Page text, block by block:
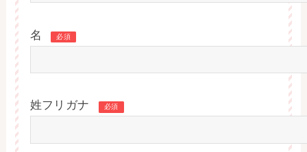
名 必須
姓フリガナ 必須